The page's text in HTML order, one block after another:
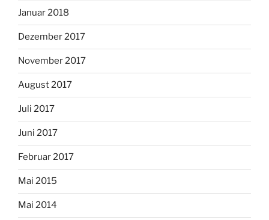
Januar 2018
Dezember 2017
November 2017
August 2017
Juli 2017
Juni 2017
Februar 2017
Mai 2015
Mai 2014